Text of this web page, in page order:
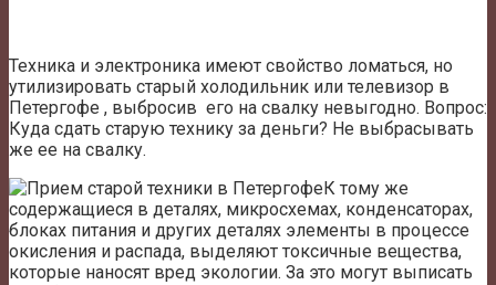
Техника и электроника имеют свойство ломаться, но
утилизировать старый холодильник или телевизор в
Петергофе , выбросив его на свалку невыгодно. Вопрос:
Куда сдать старую технику за деньги? Не выбрасывать
же ее на свалку.
К тому же
содержащиеся в деталях, микросхемах, конденсаторах,
блоках питания и других деталях элементы в процессе
окисления и распада, выделяют токсичные вещества,
которые наносят вред экологии. За это могут выписать